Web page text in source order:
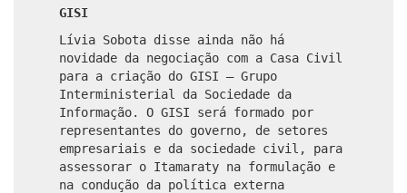
GISI
Lívia Sobota disse ainda não há
novidade da negociação com a Casa Civil
para a criação do GISI – Grupo
Interministerial da Sociedade da
Informação. O GISI será formado por
representantes do governo, de setores
empresariais e da sociedade civil, para
assessorar o Itamaraty na formulação e
na condução da política externa